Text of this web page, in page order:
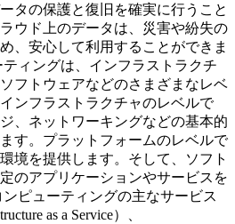
タの保護と復旧を確実に行うこと
ウド上のデータは、災害や紛失の
、安心して利用することができま
ィングは、インフラストラクチ
フトウェアなどのさまざまなレベ
ンフラストラクチャのレベルで
、ネットワーキングなどの基本的
す。プラットフォームのレベルで
境を提供します。そして、ソフト
のアプリケーションやサービスを
ピューティングの主なサービス
as a Service）、